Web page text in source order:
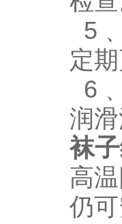
定
润
袜
高
仍